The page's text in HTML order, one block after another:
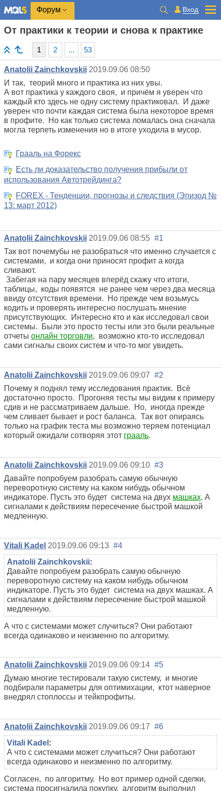
Форум Вход
От практики к теории и снова к практике
1 2 ... 53
Anatolii Zainchkovskii 2019.09.06 08:50
И так, теорий много и практика из них увы.
А вот практика у каждого своя, и причём я уверен что
каждый кто здесь не одну систему практиковал. И даже
уверен что почти каждая система была некоторое время
в профите. Но как только система ломалась она сначала
могла терпеть изменения но в итоге уходила в мусор.
Грааль на Форекс
Есть ли доказательство получения прибыли от
использования Автотрейдинга?
FOREX - Тенденции, прогнозы и следствия (Эпизод №
13: март 2012)
Anatolii Zainchkovskii 2019.09.06 08:55 #1
Так вот почемубы не разобраться что именно случается с
системами, и когда они приносят профит а когда
сливают.
Забегая на пару месяцев вперёд скажу что итоги,
таблицы, коды появятся не ранее чем через два месяца
ввиду отсутствия времени. Но прежде чем возьмусь
кодить и проверять интересно послушать мнение
присутствующих. Интересно кто и как исследовал свои
системы. Были это просто тесты или это были реальные
отчеты онлайн торговли, возможно кто-то исследовал
сами сигналы своих систем и что-то мог увидеть.
Anatolii Zainchkovskii 2019.09.06 09:07 #2
Почему я поднял тему исследования практик. Всё
достаточно просто. Прогоняя тесты мы видим к примеру
сдив и не рассматриваем дальше. Но, иногда прежде
чем сливает бывает и рост баланса. Так вот опираясь
только на график теста мы возможно теряем потенциал
который ожидали сотворяя этот грааль.
Anatolii Zainchkovskii 2019.09.06 09:10 #3
Давайте попробуем разобрать самую обычную
переворотную систему на каком нибудь обычном
индикаторе. Пусть это будет система на двух машках. А
сигналами к действиям пересечение быстрой машкой
медленную.
Vitali Kadel 2019.09.06 09:13 #4
Anatolii Zainchkovskii:
Давайте попробуем разобрать самую обычную
переворотную систему на каком нибудь обычном
индикаторе. Пусть это будет система на двух машках. А
сигналами к действиям пересечение быстрой машкой
медленную.
А что с системами может случиться? Они работают
всегда одинаково и неизменно по алгоритму.
Anatolii Zainchkovskii 2019.09.06 09:14 #5
Думаю многие тестировали такую систему, и многие
подбирали параметры для оптимихации, ктот наверное
внедрял стоплоссы и тейкпрофиты.
Anatolii Zainchkovskii 2019.09.06 09:17 #6
Vitali Kadel :
А что с системами может случиться? Они работают
всегда одинаково и неизменно по алгоритму.
Согласен, по алгоритму. Но вот пример одной сделки,
система просигналила покупку, алгоритм выполнил